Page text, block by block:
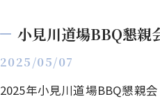
小見川道場BBQ懇親
2025/05/07
2025年小見川道場BBQ懇親